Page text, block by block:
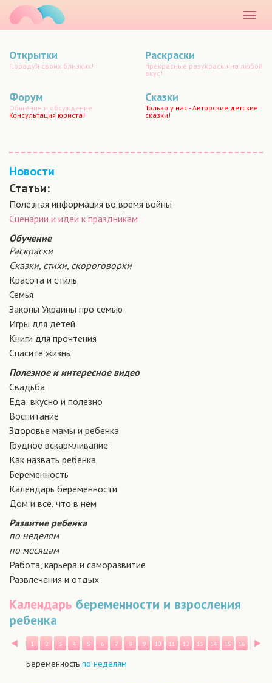
меню
Открытки
Порадуй своих близких!
Раскраски
прекрасные разукраски на любой
вкус!
Форум
Общение и обсуждение.
Консультация юриста!
Сказки
Только у нас - Авторские детские
сказки!
Новости
Статьи:
Полезная информация во время войны
Сценарии и идеи к праздникам
Обучение
Раскраски
Сказки, стихи, скороговорки
Красота и стиль
Семья
Законы Украины про семью
Игры для детей
Книги для прочтения
Спасите жизнь
Полезное и интересное видео
Свадьба
Еда: вкусно и полезно
Воспитание
Здоровье мамы и ребенка
Грудное вскармливание
Как назвать ребенка
Беременность
Календарь беременности
Дом и все, что в нем
Развитие ребенка
по неделям
по месяцам
Работа, карьера и саморазвитие
Развлечения и отдых
Календарь беременности и взросления
ребенка
Назад
1 2 3 4 5 6 7 8 9 10 11 12 13 14 15 16 17
Беременность по неделям